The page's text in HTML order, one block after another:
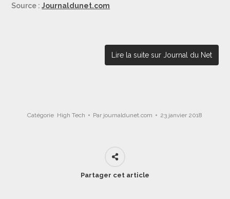
Source :Journaldunet.com
Lire la suite sur Journal du Net
Catégorie High Tech Par journaldunet.com 23 janvier 2018
Partager cet article